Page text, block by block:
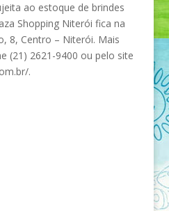
ao estoque de brindes
Shopping Niterói fica na
8, Centro – Niterói. Mais
(21) 2621-9400 ou pelo site
.